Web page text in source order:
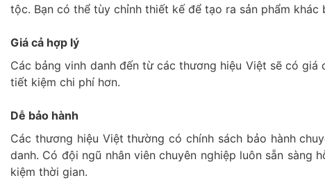
tộc. Bạn có thể tùy chỉnh thiết kế để tạo ra sản phẩm khác
Giá cả hợp lý
Các bảng vinh danh đến từ các thương hiệu Việt sẽ có
tiết kiệm chi phí hơn.
Dễ bảo hành
Các thương hiệu Việt thường có chính sách bảo hành
danh. Có đội ngũ nhân viên chuyên nghiệp luôn sẵn
kiệm thời gian.